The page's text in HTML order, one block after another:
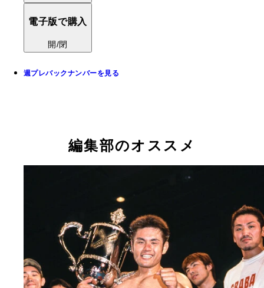
電子版で購入
開/閉
週プレバックナンバーを見る
編集部のオススメ